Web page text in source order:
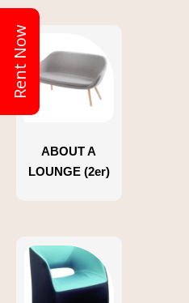
Rent Now
ABOUT A
LOUNGE (2er)